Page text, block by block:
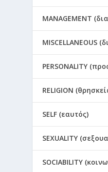
MANAGEMENT
MISCELLANEOUS
PERSONALITY
RELIGION
SELF (εαυτός)
SEXUALITY
SOCIABILITY